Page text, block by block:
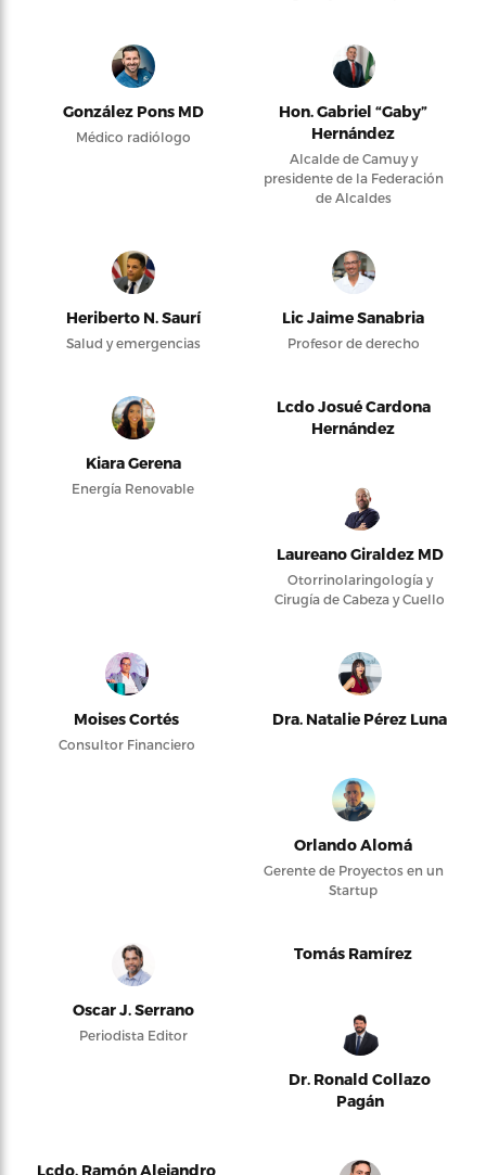
González Pons MD
Médico radiólogo
Hon. Gabriel “Gaby”
Hernández
Alcalde de Camuy y
presidente de la Federación
de Alcaldes
Heriberto N. Saurí
Salud y emergencias
Lic Jaime Sanabria
Profesor de derecho
Kiara Gerena
Energía Renovable
Lcdo Josué Cardona
Hernández
Laureano Giraldez MD
Otorrinolaringología y
Cirugía de Cabeza y Cuello
Moises Cortés
Consultor Financiero
Dra. Natalie Pérez Luna
Orlando Alomá
Gerente de Proyectos en un
Startup
Oscar J. Serrano
Periodista Editor
Tomás Ramírez
Dr. Ronald Collazo
Pagán
Lcdo. Ramón Alejandro